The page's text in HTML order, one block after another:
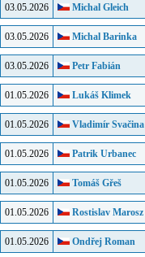
03.05.2026 Michal Gleich
03.05.2026 Michal Barinka
03.05.2026 Petr Fabián
01.05.2026 Lukáš Klimek
01.05.2026 Vladimír Svačina
01.05.2026 Patrik Urbanec
01.05.2026 Tomáš Gřeš
01.05.2026 Rostislav Marosz
01.05.2026 Ondřej Roman